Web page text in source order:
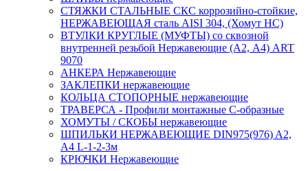
СТЯЖКИ СТАЛЬНЫЕ СКС коррозийно-стойкие,
НЕРЖАВЕЮЩАЯ сталь AISI 304, (Хомут НС)
ВТУЛКИ КРУГЛЫЕ (МУФТЫ) со сквозной
внутренней резьбой Нержавеющие (А2, А4) ART
9070
АНКЕРА Нержавеющие
ЗАКЛЕПКИ нержавеющие
КОЛЬЦА СТОПОРНЫЕ нержавеющие
ТРАВЕРСА - Профили монтажные С-образные
ХОМУТЫ / СКОБЫ нержавеющие
ШПИЛЬКИ НЕРЖАВЕЮЩИЕ DIN975(976) A2,
А4 L-1-2-3м
КРЮЧКИ Нержавеющие